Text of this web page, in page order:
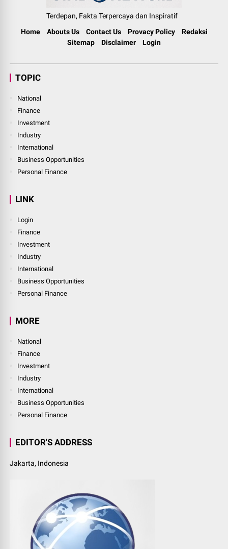
Terdepan, Fakta Terpercaya dan Inspiratif
Home
Abouts Us Contact Us Provacy Policy
Redaksi
Sitemap
Disclaimer Login
TOPIC
National
Finance
Investment
Industry
International
Business Opportunities
Personal Finance
LINK
Login
Finance
Investment
Industry
International
Business Opportunities
Personal Finance
MORE
National
Finance
Investment
Industry
International
Business Opportunities
Personal Finance
EDITOR'S ADDRESS
Jakarta, Indonesia